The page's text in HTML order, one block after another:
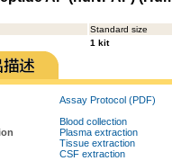
Standard size
1 kit
Assay Protocol (PDF)
Blood collection
Plasma extraction
Tissue extraction
CSF extraction